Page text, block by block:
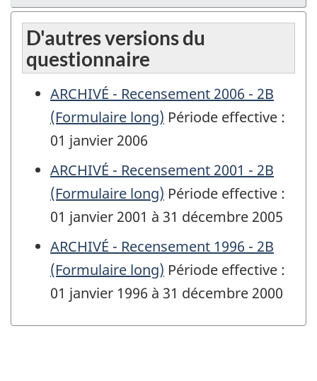
D'autres versions du
questionnaire
ARCHIVÉ - Recensement 2006 - 2B
(Formulaire long) Période effective :
01 janvier 2006
ARCHIVÉ - Recensement 2001 - 2B
(Formulaire long) Période effective :
01 janvier 2001 à 31 décembre 2005
ARCHIVÉ - Recensement 1996 - 2B
(Formulaire long) Période effective :
01 janvier 1996 à 31 décembre 2000